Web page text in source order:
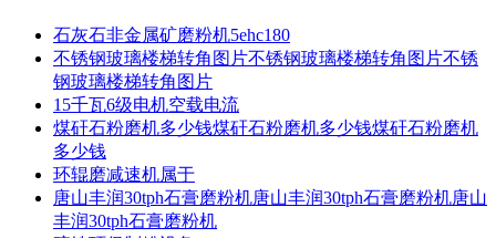
石灰石非金属矿磨粉机5ehc180
不锈钢玻璃楼梯转角图片不锈钢玻璃楼梯转角图片不锈
钢玻璃楼梯转角图片
15千瓦6级电机空载电流
煤矸石粉磨机多少钱煤矸石粉磨机多少钱煤矸石粉磨机
多少钱
环辊磨减速机属于
唐山丰润30tph石膏磨粉机唐山丰润30tph石膏磨粉机唐山
丰润30tph石膏磨粉机